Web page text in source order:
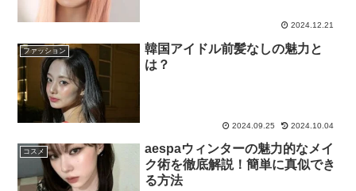
2024.12.21
ファッション
韓国アイドル前髪なしの魅力と
は？
2024.09.25 2024.10.04
コスメ
aespaウィンターの魅力的なメイ
ク術を徹底解説！簡単に真似でき
る方法